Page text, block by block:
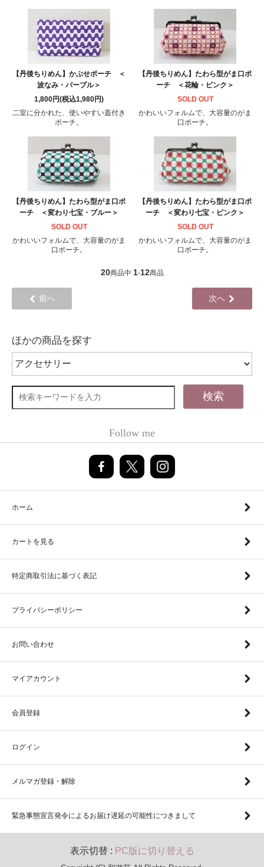
【丹後ちりめん】かぶせポーチ ＜
波なみ・パープル＞
1,800円(税込1,980円)
二室に分かれた、使いやすい蓋付き
ポーチ。
【丹後ちりめん】たわら型がま口ポ
ーチ ＜花輪・ピンク＞
SOLD OUT
かわいいフォルムで、大容量のがま
口ポーチ。
【丹後ちりめん】たわら型がま口ポ
ーチ ＜変わり七宝・ブルー＞
SOLD OUT
かわいいフォルムで、大容量のがま
口ポーチ。
【丹後ちりめん】たわら型がま口ポ
ーチ ＜変わり七宝・ピンク＞
SOLD OUT
かわいいフォルムで、大容量のがま
口ポーチ。
20商品中 1-12商品
前へ 次へ
ほかの商品を探す
検索
Follow me
ホーム
カートを見る
特定商取引法に基づく表記
プライバシーポリシー
お問い合わせ
マイアカウント
会員登録
ログイン
メルマガ登録・解除
緊急事態宣言発令によるお届け遅延の可能性につきまして
表示切替 : PC版に切り替える